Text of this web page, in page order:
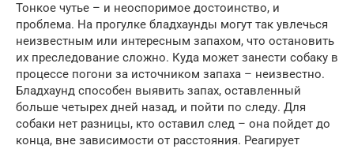
Тонкое чутье – и неоспоримое достоинство, и
проблема. На прогулке бладхаунды могут так увлечься
неизвестным или интересным запахом, что остановить
их преследование сложно. Куда может занести собаку в
процессе погони за источником запаха – неизвестно.
Бладхаунд способен выявить запах, оставленный
больше четырех дней назад, и пойти по следу. Для
собаки нет разницы, кто оставил след – она пойдет до
конца, вне зависимости от расстояния. Реагирует